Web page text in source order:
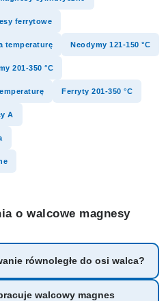
ferrytowe
temperaturę Neodymy 121-150 °C
201-350 °C
Ferryty 201-350 °C
A
o walcowe magnesy
równoległe do osi walca?
walcowy magnes